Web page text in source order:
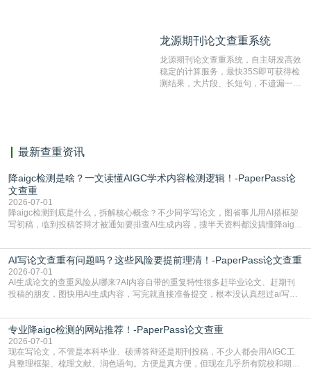
对，利用指纹索引快速而精准地在云检
有相似的片段，该项技术检测速度快、
准确率高，市场反映良好。
龙源期刊论文查重系统
龙源期刊论文查重系统，自主研发高效
稳定的计算服务，最快35S即可获得检
测结果，大片段、长短句，不遗漏一处
最新查重资讯
降aigc检测是啥？一文读懂AIGC学术内容检测逻辑！-PaperPass论
文查重
2026-07-01
降aigc检测到底是什么，拆解核心概念？不少同学写论文，图省事儿用AI搭框架
写初稿，临到投稿答辩才被通知要排查AI生成内容，搜半天资料都没搞懂降aigc
怕是已经入行的科研人员，不少人也搞不清降aigc检测是啥，对相关要求摸不
准。其实，降aigc检测是伴随AIGC工具在学术领域普及诞生的新需求，核心是为
了满足现在高校、期刊对AI生
AI写论文查重有问题吗？这些风险要提前理清！-PaperPass论文查重
2026-07-01
AI生成论文的查重风险从哪来?AI内容自带的重复特性很多赶毕业论文、赶期刊
投稿的朋友，图快用AI生成内容，写完就直接准备提交，根本没认真想过ai写论
自带不可忽视的查重风险。AI训练依赖海量公开的文本数据，生成内容本质是基
于训练数据的概率拼接，不是从零开始的原创创作。生成过程中，很容易复用已
有的高频公共表述，甚至直接拼接已经公开
专业降aigc检测的网站推荐！-PaperPass论文查重
2026-07-01
现在写论文，不管是本科毕业、硕博答辩还是期刊投稿，不少人都会用AIGC工
具整理框架、梳理文献、润色语句。方便是真方便，但现在几乎所有院校和期刊